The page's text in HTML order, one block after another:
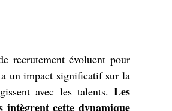
recrutement évoluent pour
un impact significatif sur la
avec les talents. Les
intègrent cette dynamique